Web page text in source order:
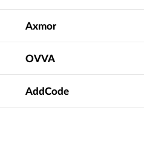
Axmor
OVVA
AddCode